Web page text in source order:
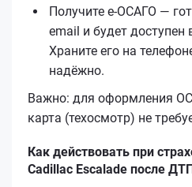
Получите е‑ОСАГО —
email и будет доступен
Храните его на
надёжно.
Важно: для оформления
карта (техосмотр) не
Как действовать при
Cadillac Escalade после